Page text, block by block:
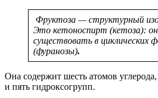
Фруктоза — структурный
Это кетоноспирт (кетоза):
существовать в циклических
(фуранозы).
Она содержит шесть атомов
и пять гидроксогрупп.